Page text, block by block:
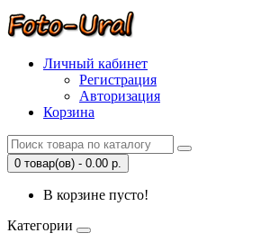
Личный кабинет
Регистрация
Авторизация
Корзина
0 товар(ов) - 0.00 р.
В корзине пусто!
Категории